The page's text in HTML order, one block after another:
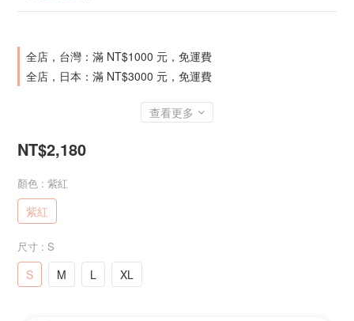
全店，台灣：滿 NT$1000 元，免運費
全店，日本：滿 NT$3000 元，免運費
查看更多
NT$2,180
顏色 : 紫紅
紫紅
尺寸 : S
S M L XL